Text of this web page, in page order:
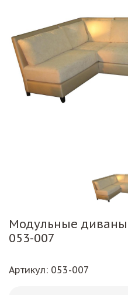
Модульные диваны
053-007
Артикул: 053-007